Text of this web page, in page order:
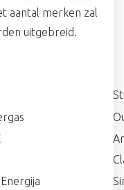
aantal merken zal
uitgebreid.